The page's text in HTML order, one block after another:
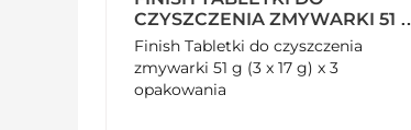
CZYSZCZENIA ZMYWARKI 51 G
(3 X 17 G) X 3 OPAKOWANIA
Finish Tabletki do czyszczenia
zmywarki 51 g (3 x 17 g) x 3
opakowania